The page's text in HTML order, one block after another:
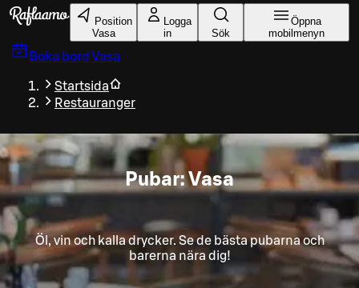
Gå till huvudinnehållet
Position
Vasa
Logga
in
Sök
Öppna
mobilmenyn
Boka bord Vasa
Startsida
Restauranger
Pubar: Vasa
Öl, vin och kalla drycker. Se de bästa pubarna och
barerna nära dig!